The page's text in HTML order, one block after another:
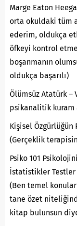
Marge Eaton
orta okuldaki tüm
ederim, oldukça
öfkeyi kontrol
boşanmanın
oldukça başarılı)
Ölümsüz Atatürk –
psikanalitik kuram
Kişisel Özgürlüğün
(Gerçeklik
Psiko 101
İstatistikler Testler
(Ben temel
tane özet
kitap bulunsun